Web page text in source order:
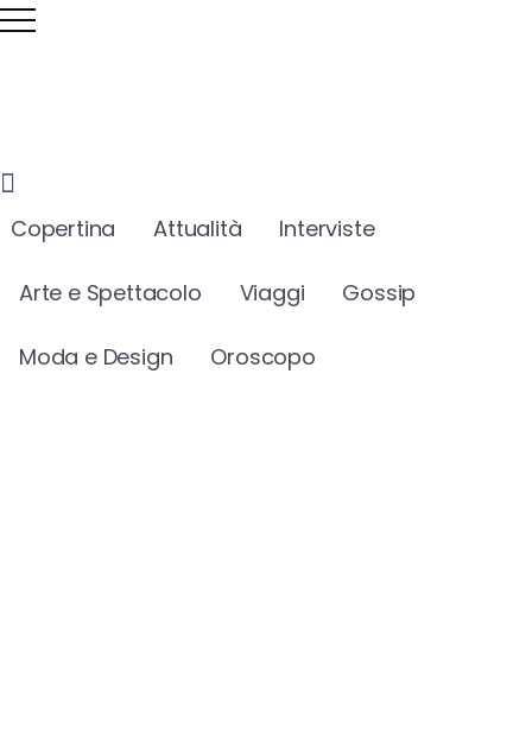
Copertina Attualità Interviste
Arte e Spettacolo Viaggi Gossip
Moda e Design Oroscopo